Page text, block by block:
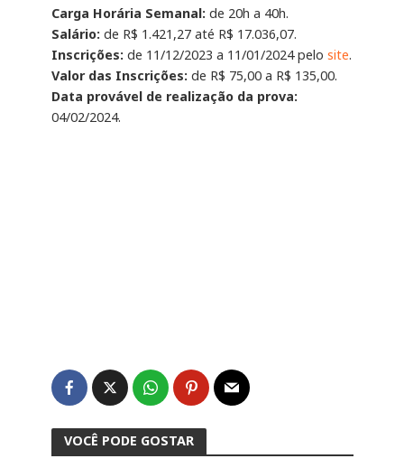
Carga Horária Semanal: de 20h a 40h.
Salário: de R$ 1.421,27 até R$ 17.036,07.
Inscrições: de 11/12/2023 a 11/01/2024 pelo site.
Valor das Inscrições: de R$ 75,00 a R$ 135,00.
Data provável de realização da prova:
04/02/2024.
VOCÊ PODE GOSTAR